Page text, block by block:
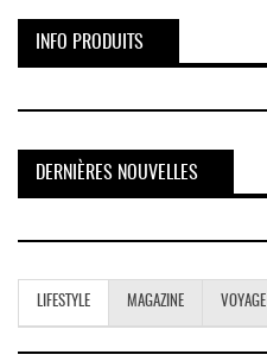
INFO PRODUITS
DERNIÈRES NOUVELLES
LIFESTYLE MAGAZINE VOYAGE